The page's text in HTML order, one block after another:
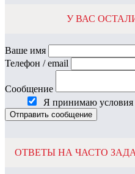
У ВАС
Ваше имя
Телефон / email
Сообщение
Я принимаю условия
Отправить сообщение
ОТВЕТЫ НА ЧАСТО